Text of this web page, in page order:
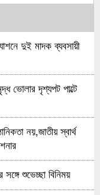
ঘরে আগুন
হামলায় গুরুতর আহত ১জন
ল্যাপটপ-প্রজেক্টর বিতরণ
দুই মাদক ব্যবসায়ী
ভোলার দৃশ্যপট পাল্টে
নয়,জাতীয় স্বার্থ
সঙ্গে শুভেচ্ছা বিনিময়